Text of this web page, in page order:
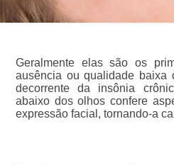
Geralmente elas são os
ausência ou qualidade baixa
decorrente da insônia
abaixo dos olhos confere
expressão facial, tornando-a